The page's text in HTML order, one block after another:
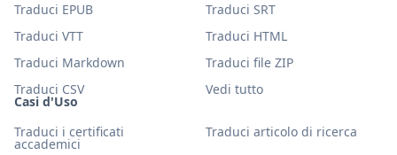
Casi d'Uso
Traduci i certificati
accademici
Traduci articolo di ricerca
Traduci EPUB
Traduci SRT
Traduci VTT
Traduci HTML
Traduci Markdown
Traduci file ZIP
Traduci CSV
Vedi tutto